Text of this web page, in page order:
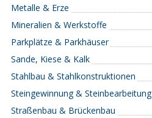
Metalle & Erze
Mineralien & Werkstoffe
Parkplätze & Parkhäuser
Sande, Kiese & Kalk
Stahlbau & Stahlkonstruktionen
Steingewinnung & Steinbearbeitung
Straßenbau & Brückenbau